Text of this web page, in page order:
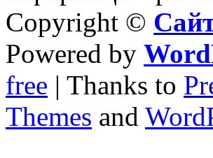
Copyright ©
Powered by
free | Thanks to
Themes and